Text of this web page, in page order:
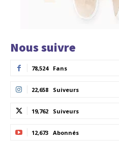
Nous suivre
78,524 Fans
22,658 Suiveurs
19,762 Suiveurs
12,673 Abonnés